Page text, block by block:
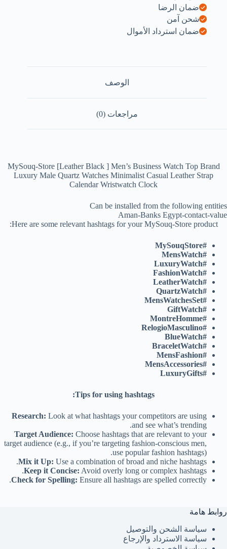
ضمان الرضا
شحن آمن
ضمان استرداد الأموال
الوصف
مراجعات (0)
MySouq-Store [Leather Black ] Men’s Business Watch Top Brand
Luxury Male Quartz Watches Minimalist Casual Leather Strap
Calendar Wristwatch Clock
Can be installed from the following entities
Aman-Banks Egypt-contact-value
Here are some relevant hashtags for your MySouq-Store product:
#MySouqStore
#MensWatch
#LuxuryWatch
#FashionWatch
#LeatherWatch
#QuartzWatch
#MensWatchesSet
#GiftWatch
#MontreHomme
#RelogioMasculino
#BlueWatch
#BraceletWatch
#MensFashion
#MensAccessories
#LuxuryGifts
Tips for using hashtags:
Research: Look at what hashtags your competitors are using
and see what’s trending.
Target Audience: Choose hashtags that are relevant to your
target audience (e.g., if you’re targeting fashion-conscious men,
use popular fashion hashtags).
Mix it Up: Use a combination of broad and niche hashtags.
Keep it Concise: Avoid overly long or complex hashtags.
Check for Spelling: Ensure all hashtags are spelled correctly.
روابط هامة
سياسة الشحن والتوصيل
سياسة الاسترداد والإرجاع